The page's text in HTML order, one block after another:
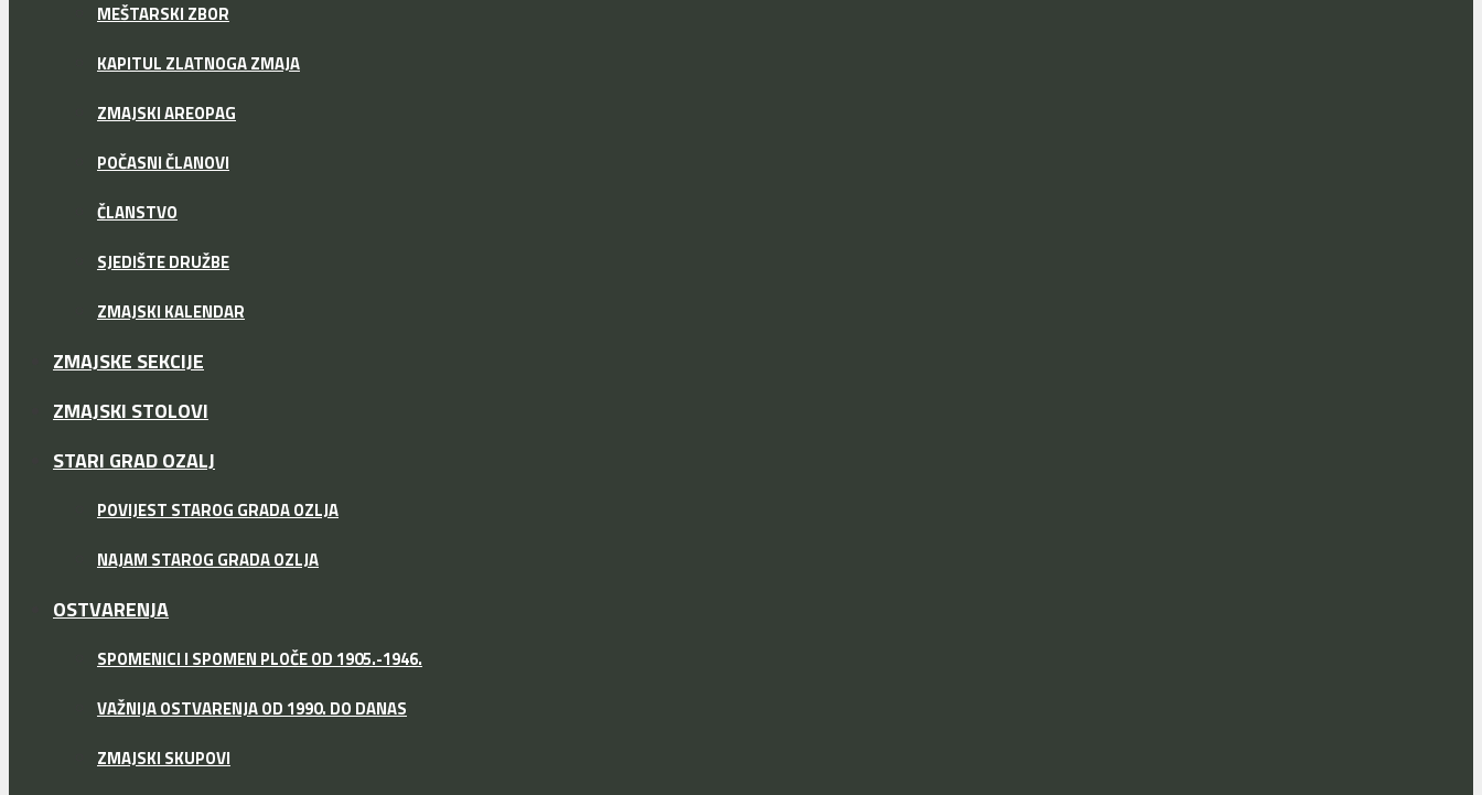
MEŠTARSKI ZBOR
KAPITUL ZLATNOGA ZMAJA
ZMAJSKI AREOPAG
POČASNI ČLANOVI
ČLANSTVO
SJEDIŠTE DRUŽBE
ZMAJSKI KALENDAR
ZMAJSKE SEKCIJE
ZMAJSKI STOLOVI
STARI GRAD OZALJ
POVIJEST STAROG GRADA OZLJA
NAJAM STAROG GRADA OZLJA
OSTVARENJA
SPOMENICI I SPOMEN PLOČE OD 1905.-1946.
VAŽNIJA OSTVARENJA OD 1990. DO DANAS
ZMAJSKI SKUPOVI